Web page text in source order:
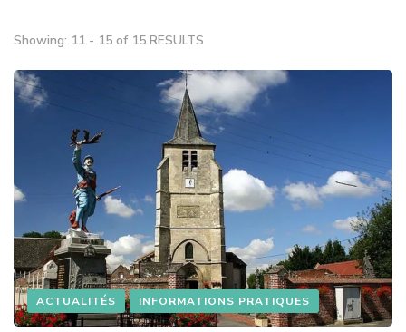
Showing: 11 - 15 of 15 RESULTS
ACTUALITÉS INFORMATIONS PRATIQUES